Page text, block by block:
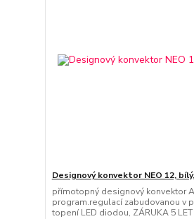
Designový konvektor NEO 12,
přímotopný designový konvektor
program.regulací zabudovanou v
topení LED diodou, ZÁRUKA 5 LET